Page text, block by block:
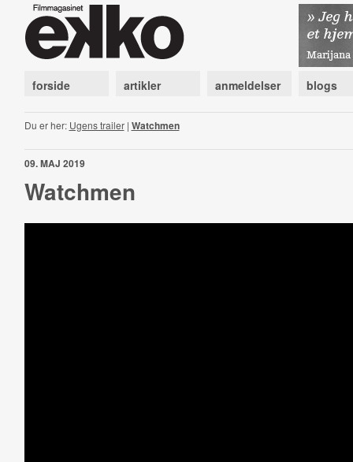
forside artikler anmeldelser blogs
Du er her: Ugens trailer| Watchmen
09. MAJ 2019
Watchmen